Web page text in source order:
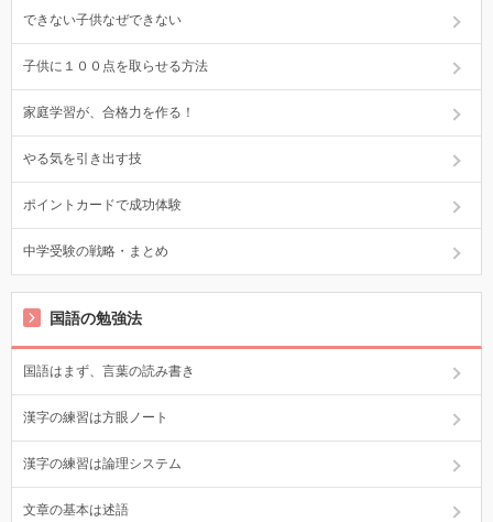
できない子供なぜできない
子供に１００点を取らせる方法
家庭学習が、合格力を作る！
やる気を引き出す技
ポイントカードで成功体験
中学受験の戦略・まとめ
国語の勉強法
国語はまず、言葉の読み書き
漢字の練習は方眼ノート
漢字の練習は論理システム
文章の基本は述語